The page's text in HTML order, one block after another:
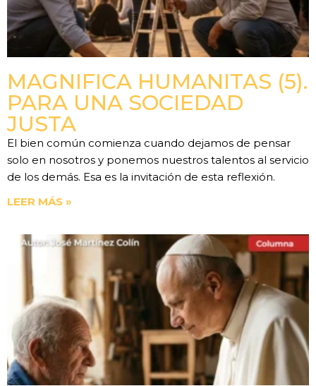
MAGNIFICA HUMANITAS (5).
PARA UNA SOCIEDAD
JUSTA
El bien común comienza cuando dejamos de pensar
solo en nosotros y ponemos nuestros talentos al servicio
de los demás. Esa es la invitación de esta reflexión.
LEER MÁS »